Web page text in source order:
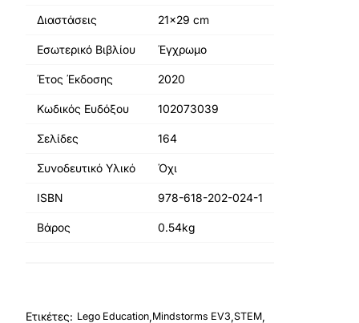
Διαστάσεις 21x29 cm
Εσωτερικό Βιβλίου Έγχρωμο
Έτος Έκδοσης 2020
Κωδικός Ευδόξου 102073039
Σελίδες 164
Συνοδευτικό Υλικό Όχι
ISBN 978-618-202-024-1
Βάρος 0.54kg
Ετικέτες: Lego Education,Mindstorms EV3,STEM,